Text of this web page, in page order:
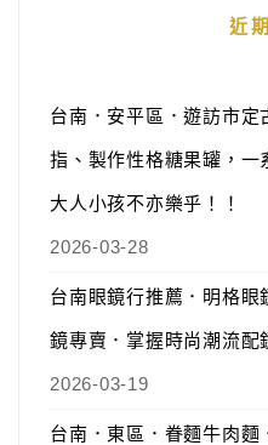
近
台南．安平區．遊訪市
指、製作性格糖果罐，一
大人小孩不亦樂乎！！
2026-03-28
台南眼鏡行推薦．明格眼
鏡專賣．掌握時尚潮流配
2026-03-19
台南．東區．眷麵牛肉麵